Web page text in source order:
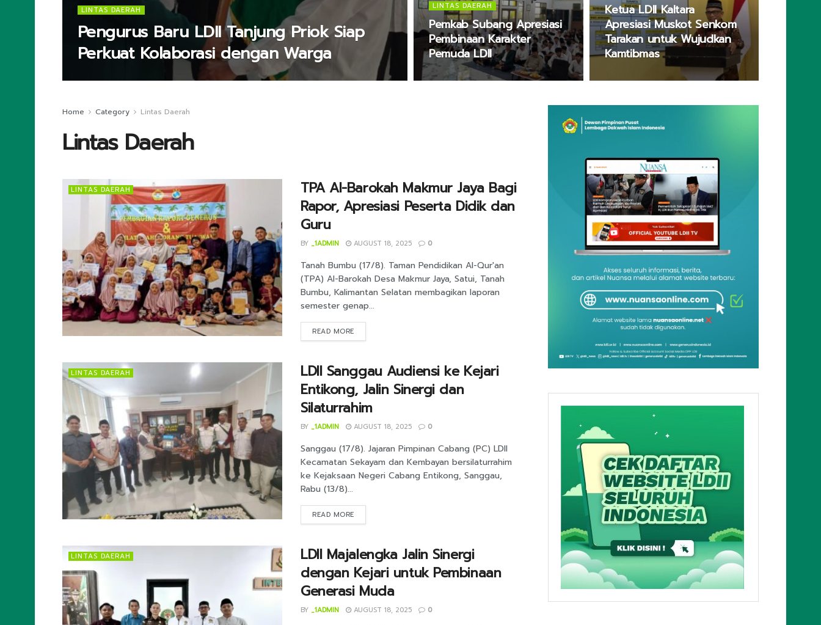
LINTAS DAERAH
Pengurus Baru LDII Tanjung Priok Siap
Perkuat Kolaborasi dengan Warga
LINTAS DAERAH
Pemkab Subang Apresiasi
Pembinaan Karakter
Pemuda LDII
Ketua LDII Kaltara
Apresiasi Muskot Senkom
Tarakan untuk Wujudkan
Kamtibmas
Home Category Lintas Daerah
Lintas Daerah
LINTAS DAERAH
TPA Al-Barokah Makmur Jaya Bagi
Rapor, Apresiasi Peserta Didik dan
Guru
BY _1ADMIN AUGUST 18, 2025 0
Tanah Bumbu (17/8). Taman Pendidikan Al-Qur'an
(TPA) Al-Barokah Desa Makmur Jaya, Satui, Tanah
Bumbu, Kalimantan Selatan membagikan laporan
semester genap...
READ MOREDETAILS
LINTAS DAERAH
LDII Sanggau Audiensi ke Kejari
Entikong, Jalin Sinergi dan
Silaturrahim
BY _1ADMIN AUGUST 18, 2025 0
Sanggau (17/8). Jajaran Pimpinan Cabang (PC) LDII
Kecamatan Sekayam dan Kembayan bersilaturrahim
ke Kejaksaan Negeri Cabang Entikong, Sanggau,
Rabu (13/8)...
READ MOREDETAILS
LINTAS DAERAH
LDII Majalengka Jalin Sinergi
dengan Kejari untuk Pembinaan
Generasi Muda
BY _1ADMIN AUGUST 18, 2025 0